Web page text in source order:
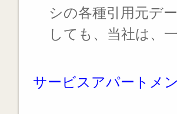
シの各種引用元デ
しても、当社は、
サービスアパートメ